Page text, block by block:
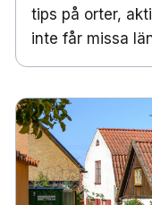
tips på orter,
inte får missa